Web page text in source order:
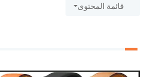
قائمة المحتوى